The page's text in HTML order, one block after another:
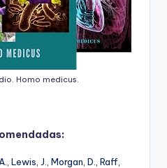
Homo medicus.
Lewis, J., Morgan, D., Raff,